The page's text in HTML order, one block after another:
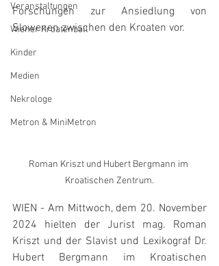
Veranstaltungen
Wiener Kroatenball
Kinder
Medien
Nekrologe
Metron & MiniMetron
Forschungen zur Ansiedlung von
Slowenen zwischen den Kroaten vor.
Roman Kriszt und Hubert Bergmann im
Kroatischen Zentrum.
WIEN - Am Mittwoch, dem 20. November
2024 hielten der Jurist mag. Roman
Kriszt und der Slavist und Lexikograf Dr.
Hubert Bergmann im Kroatischen